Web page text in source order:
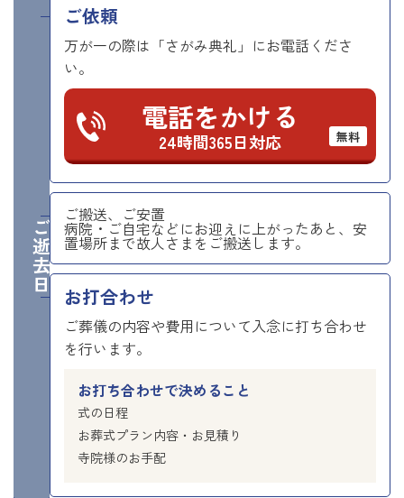
ご逝去日
ご依頼
万が一の際は「さがみ典礼」にお電話くださ
い。
電話をかける
24時間365日対応 無料
ご搬送、ご安置
病院・ご自宅などにお迎えに上がったあと、安
置場所まで故人さまをご搬送します。
お打合わせ
ご葬儀の内容や費用について入念に打ち合わせ
を行います。
お打ち合わせで決めること
式の日程
お葬式プラン内容・お見積り
寺院様のお手配